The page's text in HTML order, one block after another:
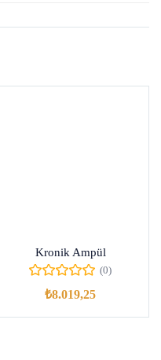
Kronik Ampül
(0)
₺8.019,25